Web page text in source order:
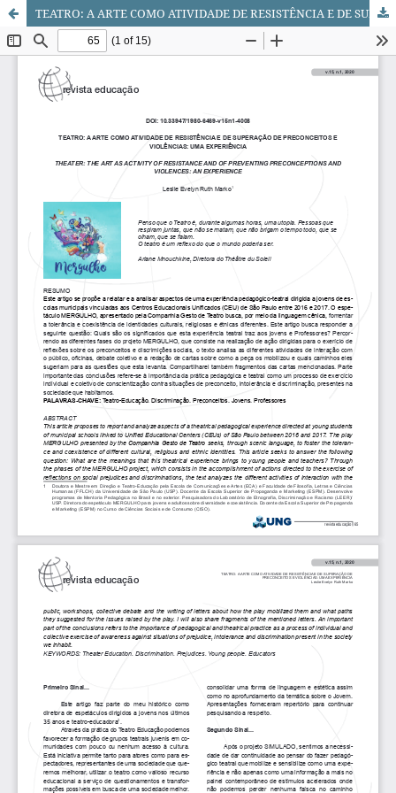
TEATRO: A ARTE COMO ATIVIDADE DE RESISTÊNCIA E DE SUPERAÇÃO DE PRECONCEITOS E VIOLÊNCIAS: UMA EXPERIÊNCIA